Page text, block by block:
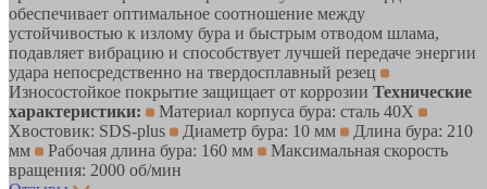
обеспечивает оптимальное соотношение между
устойчивостью к излому бура и быстрым отводом шлама,
подавляет вибрацию и способствует лучшей передаче энергии
удара непосредственно на твердосплавный резец
Износостойкое покрытие защищает от коррозии Технические
характеристики:
Материал корпуса бура: сталь 40Х
Хвостовик: SDS-plus
Диаметр бура: 10 мм
Длина бура: 210
мм
Рабочая длина бура: 160 мм
Максимальная скорость
вращения: 2000 об/мин